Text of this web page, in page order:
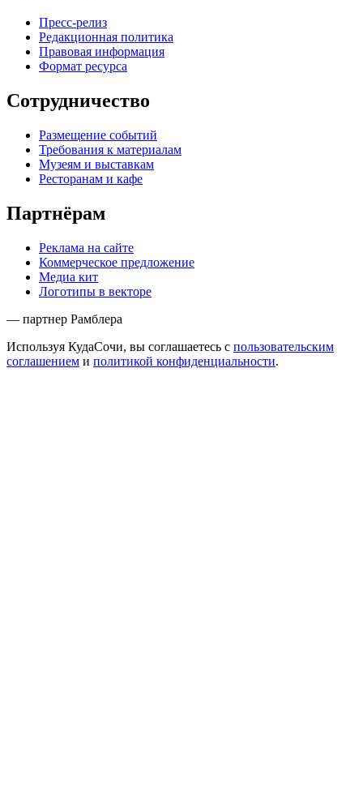
Пресс-релиз
Редакционная политика
Правовая информация
Формат ресурса
Сотрудничество
Размещение событий
Требования к материалам
Музеям и выставкам
Ресторанам и кафе
Партнёрам
Реклама на сайте
Коммерческое предложение
Медиа кит
Логотипы в векторе
— партнер Рамблера
Используя КудаСочи, вы соглашаетесь с пользовательским
соглашением и политикой конфиденциальности.